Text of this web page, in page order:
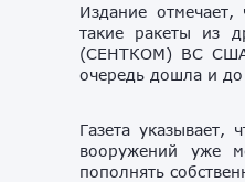
Издание
такие ракеты из
(СЕНТКОМ) ВС США,
очередь дошла и до
Газета
вооружений уже
пополнять